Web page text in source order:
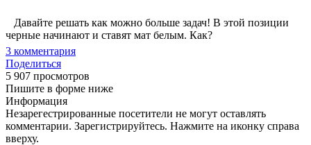
Давайте решать как можно больше задач! В этой позиции
черные начинают и ставят мат белым. Как?
3 комментария
Поделиться
5 907 просмотров
Пишите в форме ниже
Информация
Незарегестрированные посетители не могут оставлять
комментарии. Зарегистрируйтесь. Нажмите на иконку справа
вверху.